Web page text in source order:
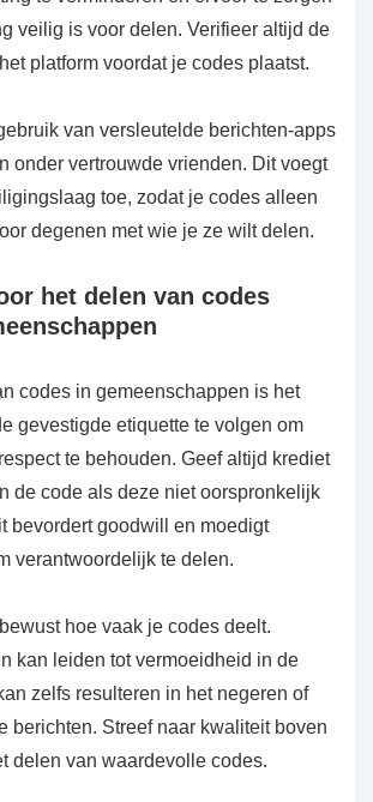
veilig is voor delen. Verifieer altijd de
platform voordat je codes plaatst.
van versleutelde berichten-apps
onder vertrouwde vrienden. Dit voegt
toe, zodat je codes alleen
degenen met wie je ze wilt delen.
het delen van codes
codes in gemeenschappen is het
gevestigde etiquette te volgen om
te behouden. Geef altijd krediet
de code als deze niet oorspronkelijk
bevordert goodwill en moedigt
verantwoordelijk te delen.
hoe vaak je codes deelt.
kan leiden tot vermoeidheid in de
zelfs resulteren in het negeren of
berichten. Streef naar kwaliteit boven
delen van waardevolle codes.